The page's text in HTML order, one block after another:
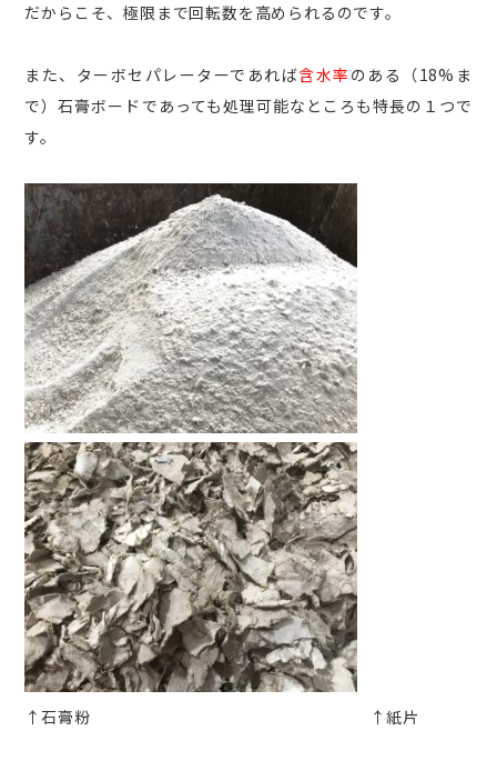
だからこそ、極限まで回転数を高められるのです。
また、ターボセパレーターであれば含水率 のある（18%ま
で）石膏ボードであっても処理可能なところも特長の１つで
す。
↑石膏粉 ↑紙片